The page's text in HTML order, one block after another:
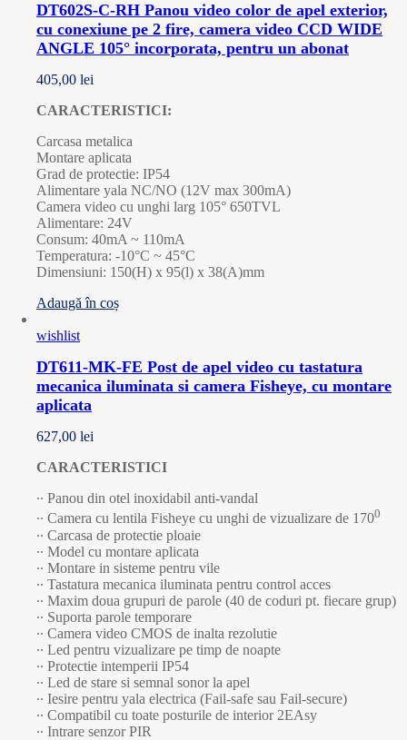
DT602S-C-RH Panou video color de apel exterior,
cu conexiune pe 2 fire, camera video CCD WIDE
ANGLE 105° incorporata, pentru un abonat
405,00 lei
CARACTERISTICI:
Carcasa metalica
Montare aplicata
Grad de protectie: IP54
Alimentare yala NC/NO (12V max 300mA)
Camera video cu unghi larg 105° 650TVL
Alimentare: 24V
Consum: 40mA ~ 110mA
Temperatura: -10°C ~ 45°C
Dimensiuni: 150(H) x 95(l) x 38(A)mm
Adaugă în coș
wishlist
DT611-MK-FE Post de apel video cu tastatura
mecanica iluminata si camera Fisheye, cu montare
aplicata
627,00 lei
CARACTERISTICI
∙∙ Panou din otel inoxidabil anti-vandal
∙∙ Camera cu lentila Fisheye cu unghi de vizualizare de 1700
∙∙ Carcasa de protectie ploaie
∙∙ Model cu montare aplicata
∙∙ Montare in sisteme pentru vile
∙∙ Tastatura mecanica iluminata pentru control acces
∙∙ Maxim doua grupuri de parole (40 de coduri pt. fiecare grup)
∙∙ Suporta parole temporare
∙∙ Camera video CMOS de inalta rezolutie
∙∙ Led pentru vizualizare pe timp de noapte
∙∙ Protectie intemperii IP54
∙∙ Led de stare si semnal sonor la apel
∙∙ Iesire pentru yala electrica (Fail-safe sau Fail-secure)
∙∙ Compatibil cu toate posturile de interior 2EAsy
∙∙ Intrare senzor PIR